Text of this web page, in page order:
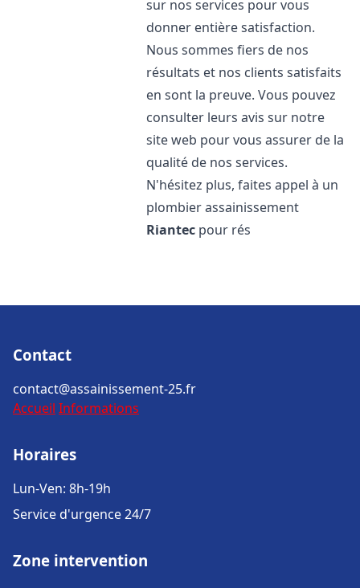
sur nos services pour vous
donner entière satisfaction.
Nous sommes fiers de nos
résultats et nos clients satisfaits
en sont la preuve. Vous pouvez
consulter leurs avis sur notre
site web pour vous assurer de la
qualité de nos services.
N'hésitez plus, faites appel à un
plombier assainissement
Riantec pour rés
Contact
contact@assainissement-25.fr
Accueil Informations
Horaires
Lun-Ven: 8h-19h
Service d'urgence 24/7
Zone intervention